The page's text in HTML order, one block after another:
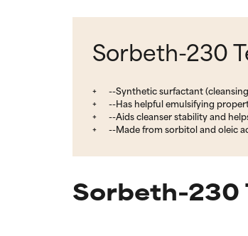
Sorbeth-230
--Synthetic surfactant
--Has helpful emulsifying
--Aids cleanser stability and
--Made from sorbitol and oleic
Sorbeth-230